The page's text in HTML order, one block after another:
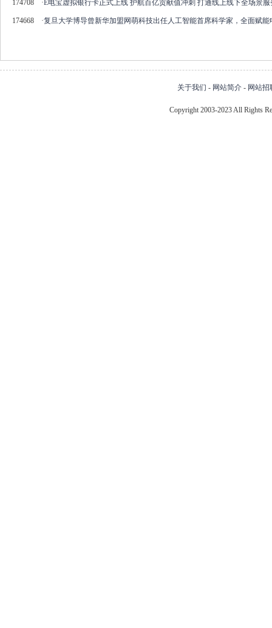
174708 ·E电宝虚拟银行卡正式上线 护航百亿贡献值冲刺 打通线上线下全场景服
174668 ·复旦大学博导曾新华加盟网萌科技出任人工智能首席科学家，全面赋
关于我们 - 网站简介 - 网站招
Copyright 2003-2023 All Rights